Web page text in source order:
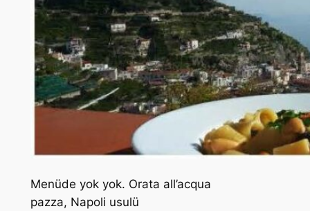
Menüde yok yok. Orata all’acqua
pazza, Napoli usulü